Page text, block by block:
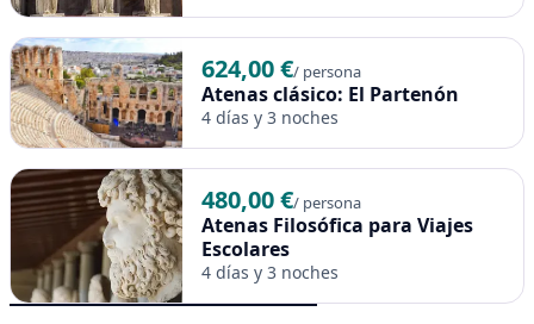
624,00 €/ persona
Atenas clásico: El Partenón
4 días y 3 noches
480,00 €/ persona
Atenas Filosófica para Viajes
Escolares
4 días y 3 noches